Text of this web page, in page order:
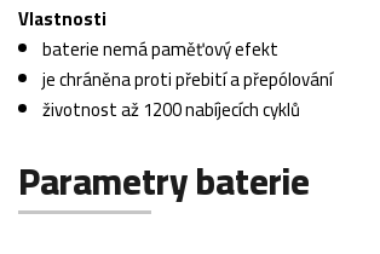
Vlastnosti
baterie nemá paměťový efekt
je chráněna proti přebití a přepólování
životnost až 1200 nabíjecích cyklů
Parametry baterie